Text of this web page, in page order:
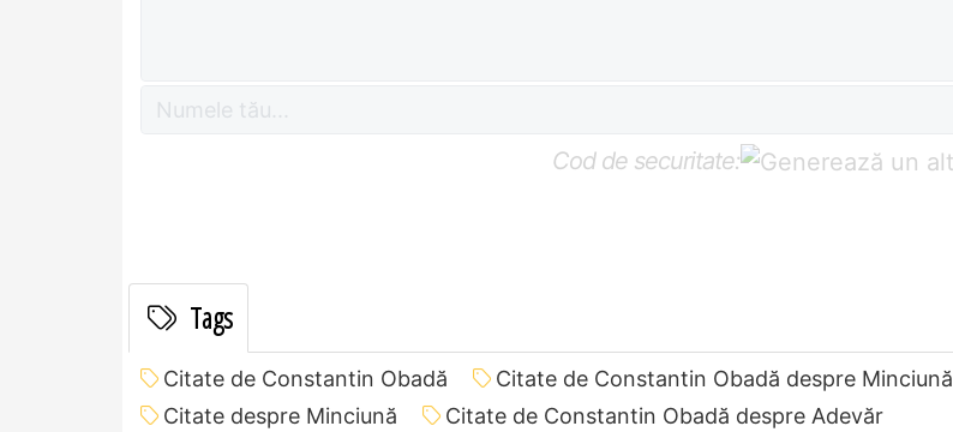
Cod de securitate:
Tags
Citate de Constantin Obadă
Citate de Constantin Obadă despre Minciună
Citate despre Minciună
Citate de Constantin Obadă despre Adevăr